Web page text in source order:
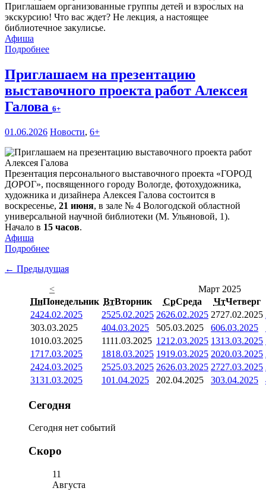
Приглашаем организованные группы детей и взрослых на
экскурсию! Что вас ждет? Не лекция, а настоящее
библиотечное закулисье.
Афиша
Подробнее
Приглашаем на презентацию
выставочного проекта работ Алексея
Галова 6+
01.06.2026 Новости, 6+
Презентация персонального выставочного проекта «ГОРОД
ДОРОГ», посвященного городу Вологде, фотохудожника,
художника и дизайнера Алексея Галова состоится в
воскресенье, 21 июня, в зале № 4 Вологодской областной
универсальной научной библиотеки (М. Ульяновой, 1).
Начало в 15 часов.
Афиша
Подробнее
← Предыдущая
<
Март 2025
ПнПонедельник ВтВторник СрСреда ЧтЧетверг
2424.02.2025 2525.02.2025 2626.02.2025 2727.02.2025
303.03.2025 404.03.2025 505.03.2025 606.03.2025
1010.03.2025 1111.03.2025 1212.03.2025 1313.03.2025
1717.03.2025 1818.03.2025 1919.03.2025 2020.03.2025
2424.03.2025 2525.03.2025 2626.03.2025 2727.03.2025
3131.03.2025 101.04.2025 202.04.2025 303.04.2025
Сегодня
Сегодня нет событий
Скоро
11
Августа